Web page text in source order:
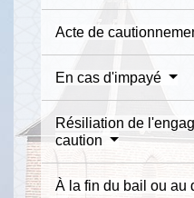
Acte de
En cas d'impayé
Résiliation de
caution
À la fin du bail ou au